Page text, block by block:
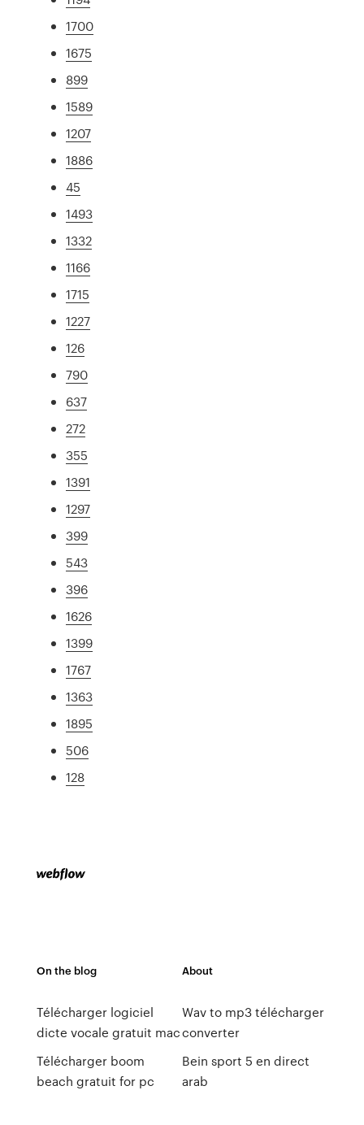
1700
1675
899
1589
1207
1886
45
1493
1332
1166
1715
1227
126
790
637
272
355
1391
1297
399
543
396
1626
1399
1767
1363
1895
506
128
On the blog
Télécharger logiciel
dicte vocale gratuit mac
Télécharger boom
beach gratuit for pc
About
Wav to mp3 télécharger
converter
Bein sport 5 en direct
arab